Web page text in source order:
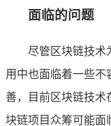
面临的问题
尽管区块链技术
用中也面临着一些不
善，目前区块链技术
块链项目众筹可能面